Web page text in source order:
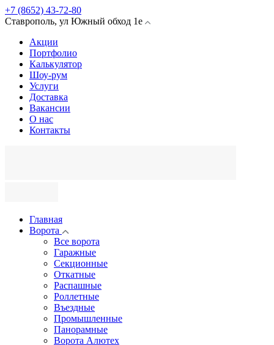
+7 (8652) 43-72-80
Ставрополь, ул Южный обход 1е
Акции
Портфолио
Калькулятор
Шоу-рум
Услуги
Доставка
Вакансии
О нас
Контакты
Главная
Ворота
Все ворота
Гаражные
Секционные
Откатные
Распашные
Роллетные
Въездные
Промышленные
Панорамные
Ворота Алютех